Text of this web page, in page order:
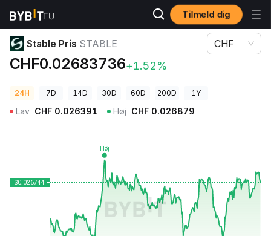
Tilmeld dig
Kryptopriser
​​Stable Pris STABLE
CHF0.02683736+1.52%
CHF
24H 7D 14D 30D 60D 200D 1Y
Lav CHF 0.026391 Høj CHF 0.026879